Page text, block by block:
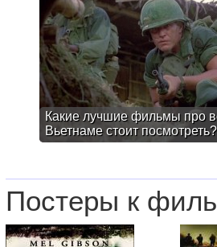
Какие лучшие фильмы про
Вьетнаме стоит посмотреть?
Постеры к